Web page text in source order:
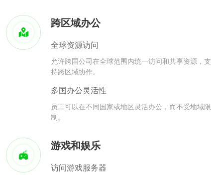
跨区域办公
全球资源访问
允许跨国公司在全球范围内统一访问和共享资源，支
持跨区域协作。
多国办公灵活性
员工可以在不同国家或地区灵活办公，而不受地域限
制。
游戏和娱乐
访问游戏服务器